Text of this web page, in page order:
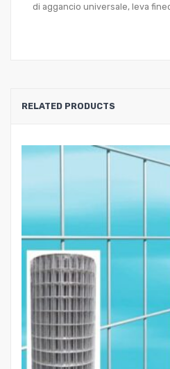
di aggancio universale, leva
RELATED PRODUCTS